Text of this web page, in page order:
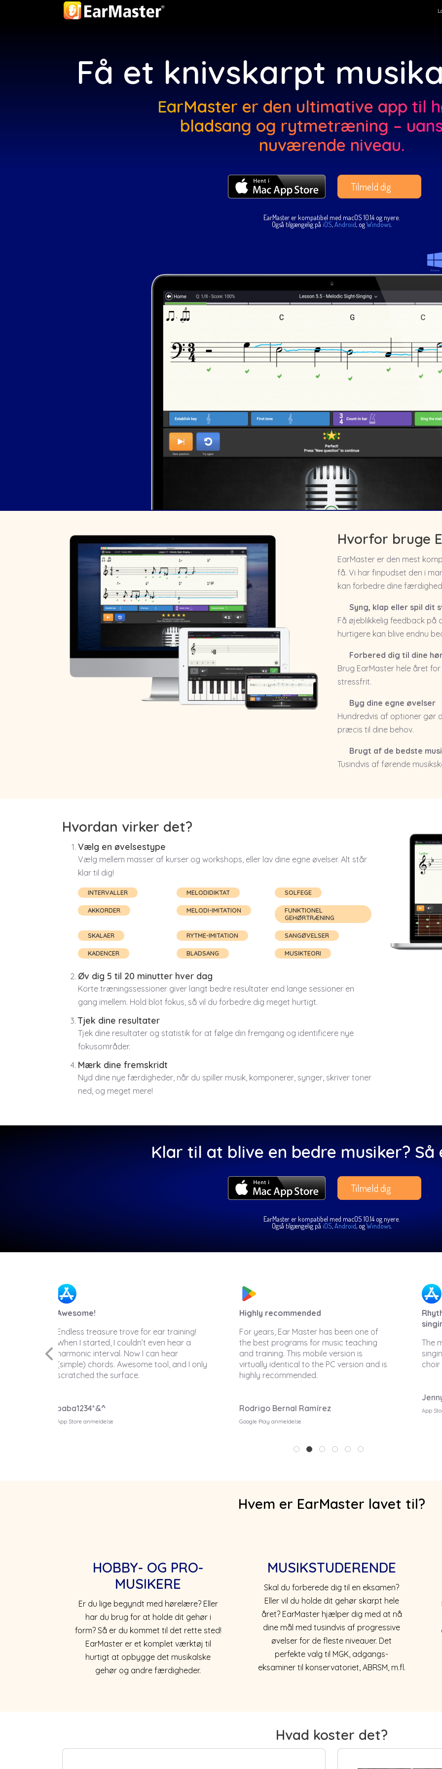
Få et knivskarpt
EarMaster er den ultimative app til
bladsang og rytmetræning –
nuværende niveau.
Tilmeld dig
EarMaster er kompatibel med macOS 10.14 og nyere.
Også tilgængelig på iOS,Android, ogWindows.
Hvorfor bruge
EarMaster er den mest
få. Vi har finpudset den i
kan forbedre dine
Syng, klap eller spil dit
Få øjeblikkelig feedback
hurtigere kan blive endnu
Forbered dig til dine
Brug EarMaster hele året
stressfrit.
Byg dine egne øvelser
Hundredvis af optioner gør
præcis til dine behov.
Brugt af de bedste
Tusindvis af førende
Hvordan virker det?
Vælg en øvelsestype
Vælg mellem masser af kurser og workshops, eller lav dine egne øvelser. Alt står
klar til dig!
INTERVALLER MELODIDIKTAT SOLFEGE
AKKORDER MELODI-IMITATION
FUNKTIONEL
GEHØRTRÆNING
SKALAER RYTME-IMITATION SANGØVELSER
KADENCER BLADSANG MUSIKTEORI
Øv dig 5 til 20 minutter hver dag
Korte træningssessioner giver langt bedre resultater end lange sessioner en
gang imellem. Hold blot fokus, så vil du forbedre dig meget hurtigt.
Tjek dine resultater
Tjek dine resultater og statistik for at følge din fremgang og identificere nye
fokusområder.
Mærk dine fremskridt
Nyd dine nye færdigheder, når du spiller musik, komponerer, synger, skriver toner
ned, og meget mere!
Klar til at blive en bedre musiker? Så
Tilmeld dig
EarMaster er kompatibel med macOS 10.14 og nyere.
Også tilgængelig på iOS,Android, ogWindows.
Highly recommended
For years, Ear Master has been one of
the best programs for music teaching
and training. This mobile version is
virtually identical to the PC version and is
highly recommended.
Rodrigo Bernal Ramírez
Google Play anmeldelse
Rhythmic sight reading & Melodic sight
The most incredible Rhythm and sight
singing app. Super duper helpful get your
choir teachers to make it mandatory
App Store anmeldelse
1 2 3 4 5 6
Hvem er EarMaster lavet til?
HOBBY- OG PRO-
MUSIKERE
Er du lige begyndt med hørelære? Eller
har du brug for at holde dit gehør i
form? Så er du kommet til det rette sted!
EarMaster er et komplet værktøj til
hurtigt at opbygge det musikalske
gehør og andre færdigheder.
MUSIKSTUDERENDE
Skal du forberede dig til en eksamen?
Eller vil du holde dit gehør skarpt hele
året? EarMaster hjælper dig med at nå
dine mål med tusindvis af progressive
øvelser for de fleste niveauer. Det
perfekte valg til MGK, adgangs-
eksaminer til konservatoriet, ABRSM, m.fl.
Hvad koster det?